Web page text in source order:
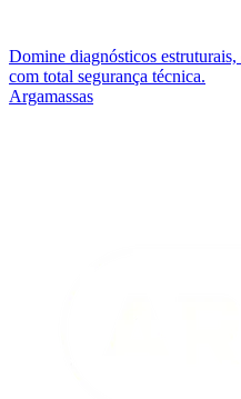
Domine diagnósticos
com total segurança técnica.
Argamassas